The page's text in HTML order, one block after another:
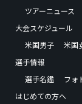
ツアーニュース
大会スケジュール
米国男子
米国
選手情報
選手名鑑
フォ
はじめての方へ